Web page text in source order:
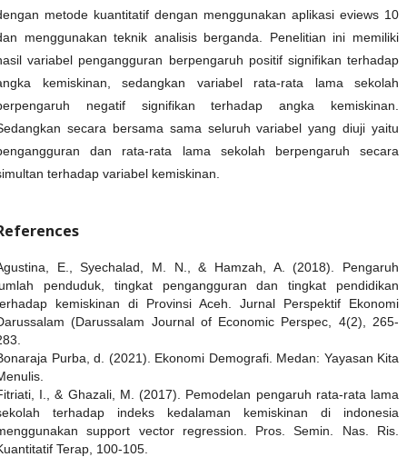
metode kuantitatif dengan menggunakan aplikasi eviews 10
menggunakan teknik analisis berganda. Penelitian ini memiliki
variabel pengangguran berpengaruh positif signifikan terhadap
kemiskinan, sedangkan variabel rata-rata lama sekolah
negatif signifikan terhadap angka kemiskinan.
secara bersama sama seluruh variabel yang diuji yaitu
dan rata-rata lama sekolah berpengaruh secara
terhadap variabel kemiskinan.
E., Syechalad, M. N., & Hamzah, A. (2018). Pengaruh
penduduk, tingkat pengangguran dan tingkat pendidikan
kemiskinan di Provinsi Aceh. Jurnal Perspektif Ekonomi
(Darussalam Journal of Economic Perspec, 4(2), 265-
Purba, d. (2021). Ekonomi Demografi. Medan: Yayasan Kita
I., & Ghazali, M. (2017). Pemodelan pengaruh rata-rata lama
terhadap indeks kedalaman kemiskinan di indonesia
support vector regression. Pros. Semin. Nas. Ris.
Terap, 100-105.